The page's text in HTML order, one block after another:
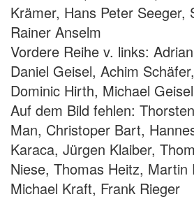
Krämer, Hans Peter Seeger,
Rainer Anselm
Vordere Reihe v. links:
Daniel Geisel, Achim
Dominic Hirth, Michael
Auf dem Bild fehlen:
Man, Christoper Bart,
Karaca, Jürgen Klaiber,
Niese, Thomas Heitz, Martin
Michael Kraft, Frank Rieger